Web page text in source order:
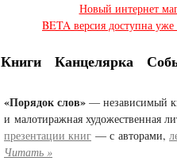
Новый интернет
BETA версия доступна
Книги Канцелярка
«Порядок слов» — независимый
и малотиражная художественная
презентации книг — с авторами,
Читать »